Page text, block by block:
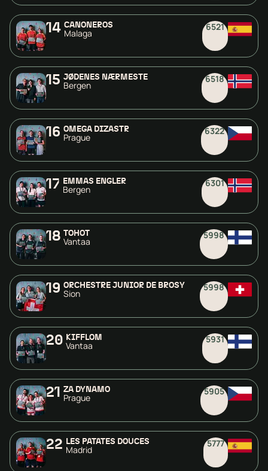
14 CAÑONEROS
Malaga
6521
15 JØDENES NÆRMESTE
Bergen
6518
16 OMEGA DIZÁSTR
Prague
6322
17 EMMAS ENGLER
Bergen
6301
18 TÖHÖT
Vantaa
5998
19 ORCHESTRE JUNIOR DE BROSY
Sion
5998
20 KIFFLOM
Vantaa
5931
21 ZA DYNAMO
Prague
5905
22 LES PATATES DOUCES
Madrid
5777